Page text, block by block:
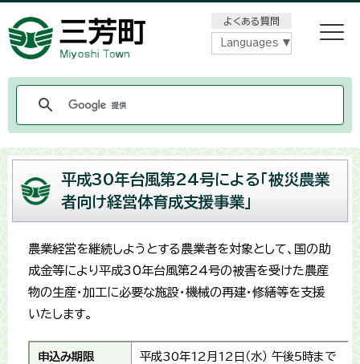
よくある質問
Languages
平成30年台風第24号による「被災農業
者向け経営体育成支援事業」
農業経営を継続しようとする農業者を対象として、国の助
成金等により平成30年台風第24号の被害を受けた農産
物の生産・加工に必要な施設・機械の再建・修繕等を支援
いたします。
申込み期限
平成30年12月12日（水） 午後5時まで